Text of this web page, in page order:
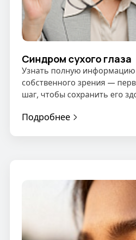
Синдром сухого глаза
Узнать полную информацию
собственного зрения —
шаг, чтобы сохранить его
Подробнее